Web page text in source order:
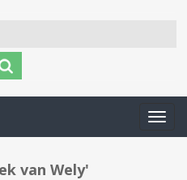
van Wely'